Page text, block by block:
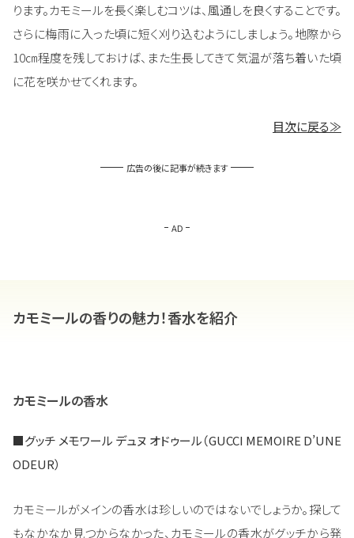
ります。カモミールを長く楽しむコツは、風通しを良くすることです。
さらに梅雨に入った頃に短く刈り込むようにしましょう。地際から
10㎝程度を残しておけば、また生長してきて気温が落ち着いた頃
に花を咲かせてくれます。
目次に戻る≫
広告の後に記事が続きます
AD
カモミールの香りの魅力！香水を紹介
カモミールの香水
■グッチ メモワール デュヌ オドゥール（GUCCI MEMOIRE D’UNE
ODEUR）
カモミールがメインの香水は珍しいのではないでしょうか。探して
もなかなか見つからなかった、カモミールの香水がグッチから発